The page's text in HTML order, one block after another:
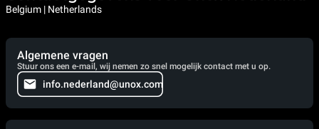
Belgium | Netherlands
Algemene vragen
Stuur ons een e-mail, wij nemen zo snel mogelijk contact met u op.
info.nederland@unox.com